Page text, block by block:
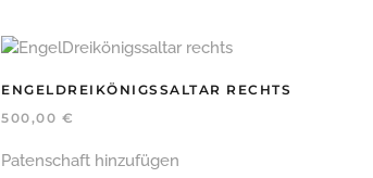
ENGELDREIKÖNIGSSALTAR RECHTS
500,00 €
Patenschaft hinzufügen